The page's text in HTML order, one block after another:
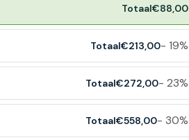
Totaal€88,00
Totaal€213,00- 19%
Totaal€272,00- 23%
Totaal€558,00- 30%